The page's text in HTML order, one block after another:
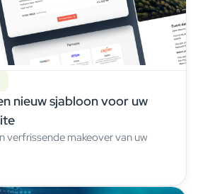
nieuw sjabloon voor uw
verfrissende makeover van uw